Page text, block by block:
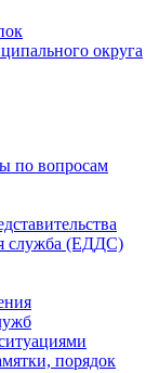
округа
по вопросам
служба (ЕДДС)
порядок